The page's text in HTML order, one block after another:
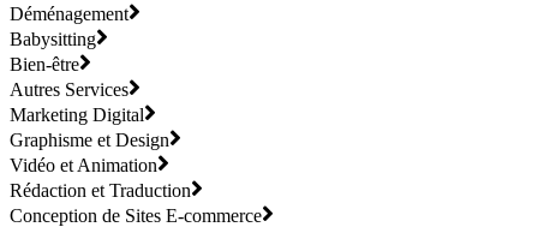
Déménagement
Babysitting
Bien-être
Autres Services
Marketing Digital
Graphisme et Design
Vidéo et Animation
Rédaction et Traduction
Conception de Sites E-commerce